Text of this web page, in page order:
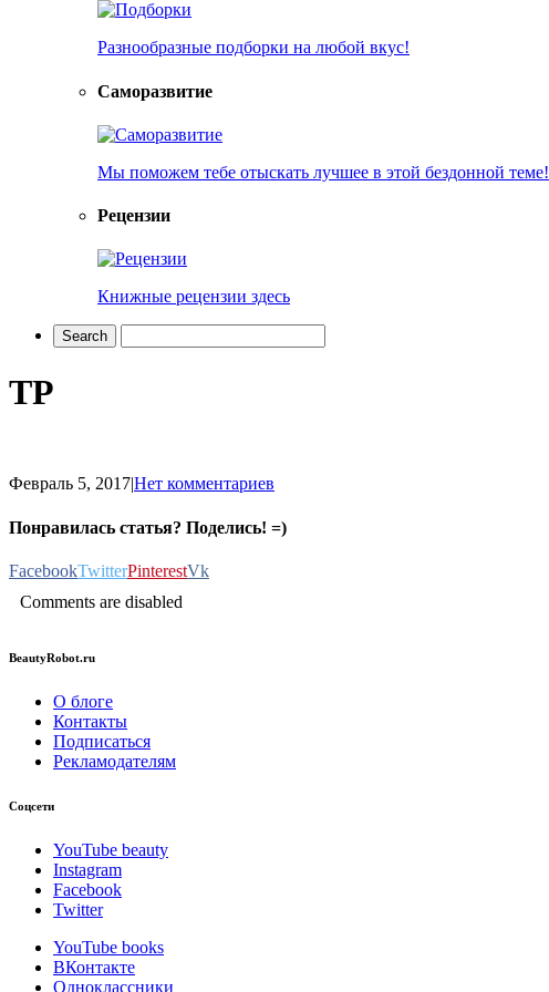
Разнообразные подборки на любой вкус!
Саморазвитие
Мы поможем тебе отыскать лучшее в этой бездонной теме!
Рецензии
Книжные рецензии здесь
TP
Февраль 5, 2017|Нет комментариев
Понравилась статья? Поделись! =)
FacebookTwitterPinterestVk
Comments are disabled
BeautyRobot.ru
О блоге
Контакты
Подписаться
Рекламодателям
Соцсети
YouTube beauty
Instagram
Facebook
Twitter
YouTube books
ВКонтакте
Одноклассники